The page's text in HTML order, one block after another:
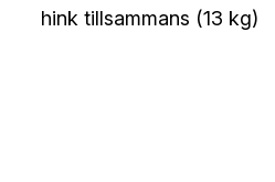
hink tillsammans (13 kg)